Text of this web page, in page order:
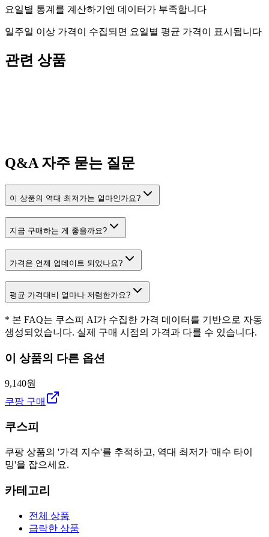
요일별 통계를 계산하기엔 데이터가 부족합니다
일주일 이상 가격이 수집되면 요일별 평균 가격이 표시됩니다
관련 상품
Q&A자주 묻는 질문
이 상품의 역대 최저가는 얼마인가요?
지금 구매하는 게 좋을까요?
가격은 언제 업데이트 되었나요?
평균 가격대비 얼마나 저렴한가요?
* 본 FAQ는 쿠스피 AI가 수집한 가격 데이터를 기반으로 자동
생성되었습니다. 실제 구매 시점의 가격과 다를 수 있습니다.
이 상품의 다른 옵션
9,140원
쿠팡 구매
쿠스피
쿠팡 상품의 '가격 지수'를 추적하고, 역대 최저가 '매수 타이
밍'을 잡으세요.
카테고리
전체 상품
급락한 상품